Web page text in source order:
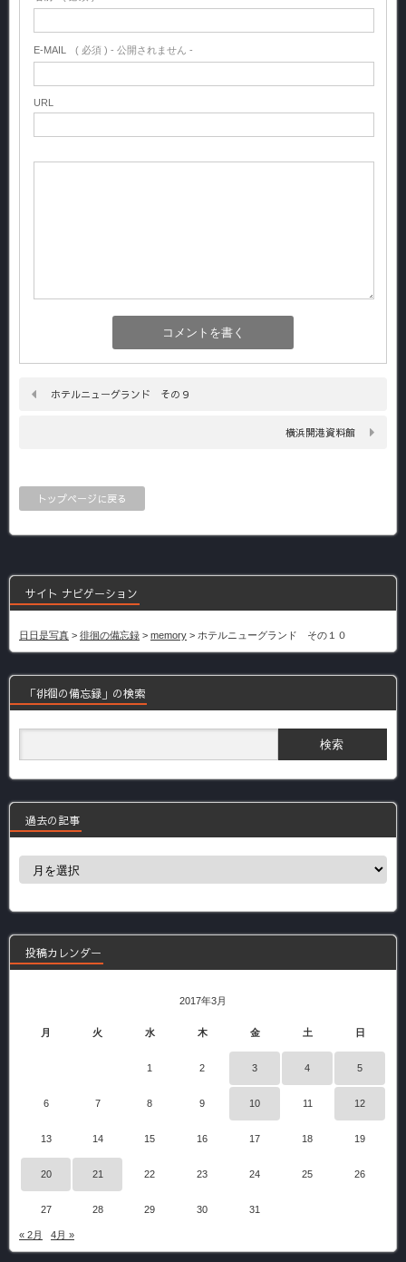
E-MAIL ( 必須 ) - 公開されません -
URL
ホテルニューグランド その９
横浜開港資料館
トップページに戻る
サイト ナビゲーション
日日是写真 > 徘徊の備忘録 > memory > ホテルニューグランド その１０
「徘徊の備忘録」の検索
過去の記事
過
事
投稿カレンダー
2017年3月
月 火 水 木 金 土 日
1 2 3 4 5
6 7 8 9 10 11 12
13 14 15 16 17 18 19
20 21 22 23 24 25 26
27 28 29 30 31
« 2月 4月 »